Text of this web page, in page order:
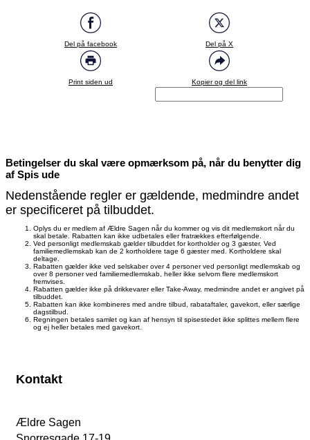
Del på facebook Del på X
Print siden ud Kopier og del link
Betingelser du skal være opmærksom på, når du benytter dig
af Spis ude
Nedenstående regler er gældende, medmindre andet
er specificeret på tilbuddet.
Oplys du er medlem af Ældre Sagen når du kommer og vis dit medlemskort når du
skal betale. Rabatten kan ikke udbetales eller fratrækkes efterfølgende.
Ved personligt medlemskab gælder tilbuddet for kortholder og 3 gæster. Ved
familiemedlemskab kan de 2 kortholdere tage 6 gæster med. Kortholdere skal
deltage.
Rabatten gælder ikke ved selskaber over 4 personer ved personligt medlemskab og
over 8 personer ved familiemedlemskab, heller ikke selvom flere medlemskort
fremvises.
Rabatten gælder ikke på drikkevarer eller Take-Away, medmindre andet er angivet på
tilbuddet.
Rabatten kan ikke kombineres med andre tilbud, rabataftaler, gavekort, eller særlige
dagstilbud.
Regningen betales samlet og kan af hensyn til spisestedet ikke splittes mellem flere
og ej heller betales med gavekort.
Kontakt
Ældre Sagen